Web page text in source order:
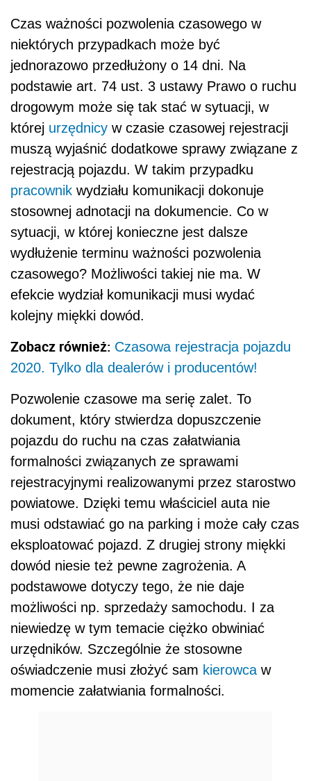
Czas ważności pozwolenia czasowego w
niektórych przypadkach może być
jednorazowo przedłużony o 14 dni. Na
podstawie art. 74 ust. 3 ustawy Prawo o ruchu
drogowym może się tak stać w sytuacji, w
której urzędnicy w czasie czasowej rejestracji
muszą wyjaśnić dodatkowe sprawy związane z
rejestracją pojazdu. W takim przypadku
pracownik wydziału komunikacji dokonuje
stosownej adnotacji na dokumencie. Co w
sytuacji, w której konieczne jest dalsze
wydłużenie terminu ważności pozwolenia
czasowego? Możliwości takiej nie ma. W
efekcie wydział komunikacji musi wydać
kolejny miękki dowód.
Zobacz również: Czasowa rejestracja pojazdu
2020. Tylko dla dealerów i producentów!
Pozwolenie czasowe ma serię zalet. To
dokument, który stwierdza dopuszczenie
pojazdu do ruchu na czas załatwiania
formalności związanych ze sprawami
rejestracyjnymi realizowanymi przez starostwo
powiatowe. Dzięki temu właściciel auta nie
musi odstawiać go na parking i może cały czas
eksploatować pojazd. Z drugiej strony miękki
dowód niesie też pewne zagrożenia. A
podstawowe dotyczy tego, że nie daje
możliwości np. sprzedaży samochodu. I za
niewiedzę w tym temacie ciężko obwiniać
urzędników. Szczególnie że stosowne
oświadczenie musi złożyć sam kierowca w
momencie załatwiania formalności.